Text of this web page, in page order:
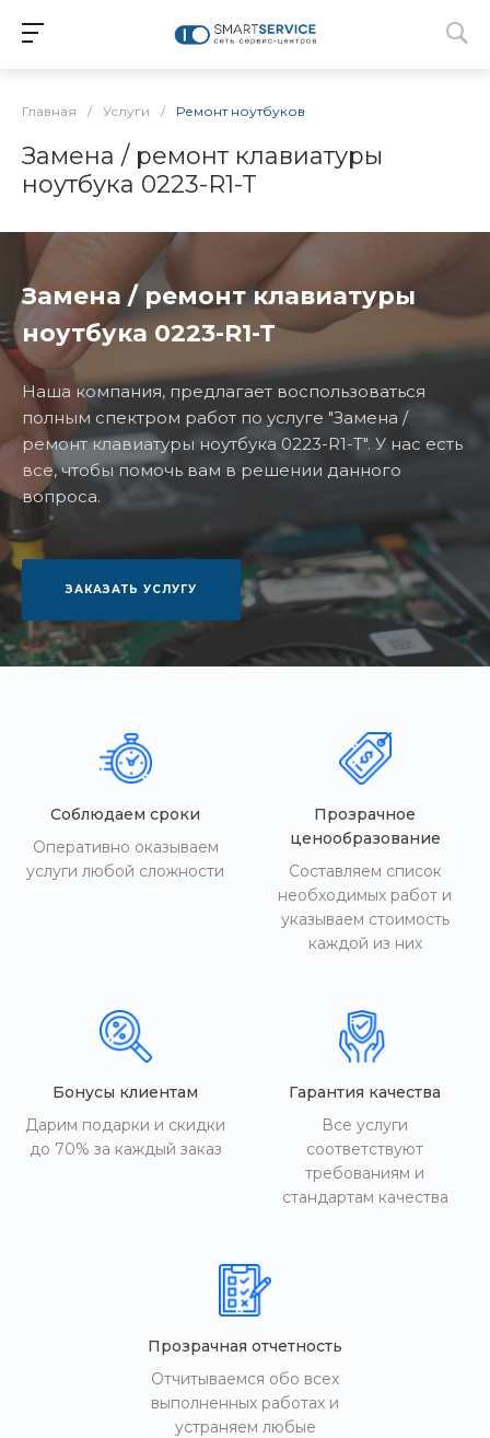
Главная / Услуги / Ремонт ноутбуков
Замена / ремонт клавиатуры
ноутбука 0223-R1-T
Замена / ремонт клавиатуры
ноутбука 0223-R1-T
Наша компания, предлагает воспользоваться
полным спектром работ по услуге "Замена /
ремонт клавиатуры ноутбука 0223-R1-T". У нас есть
все, чтобы помочь вам в решении данного
вопроса.
ЗАКАЗАТЬ УСЛУГУ
Соблюдаем сроки
Оперативно оказываем
услуги любой сложности
Прозрачное
ценообразование
Составляем список
необходимых работ и
указываем стоимость
каждой из них
Бонусы клиентам
Дарим подарки и скидки
до 70% за каждый заказ
Гарантия качества
Все услуги
соответствуют
требованиям и
стандартам качества
Прозрачная отчетность
Отчитываемся обо всех
выполненных работах и
устраняем любые